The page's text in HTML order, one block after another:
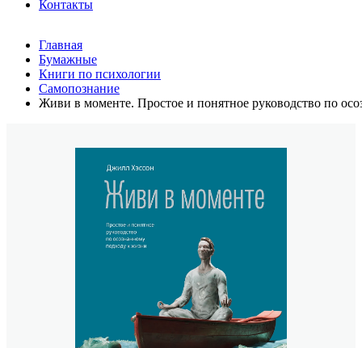
Контакты
Главная
Бумажные
Книги по психологии
Самопознание
Живи в моменте. Простое и понятное руководство по